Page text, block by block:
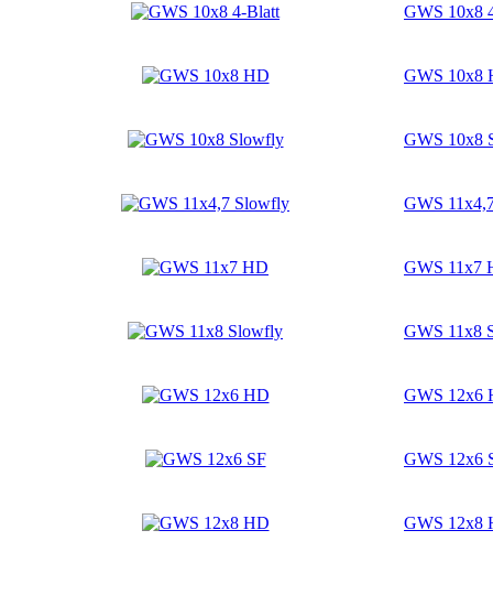
GWS 10x8
GWS 10x8
GWS 10x8
GWS
GWS 11x7
GWS 11x8
GWS 12x6
GWS 12x6
GWS 12x8